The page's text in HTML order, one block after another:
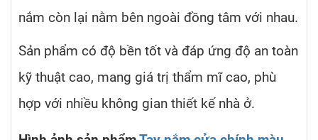
nắm còn lại nằm bên ngoài đồng tâm với nhau.
Sản phẩm có độ bền tốt và đáp ứng độ an toàn
kỹ thuật cao, mang giá trị thẩm mĩ cao, phù
hợp với nhiều không gian thiết kế nhà ở.